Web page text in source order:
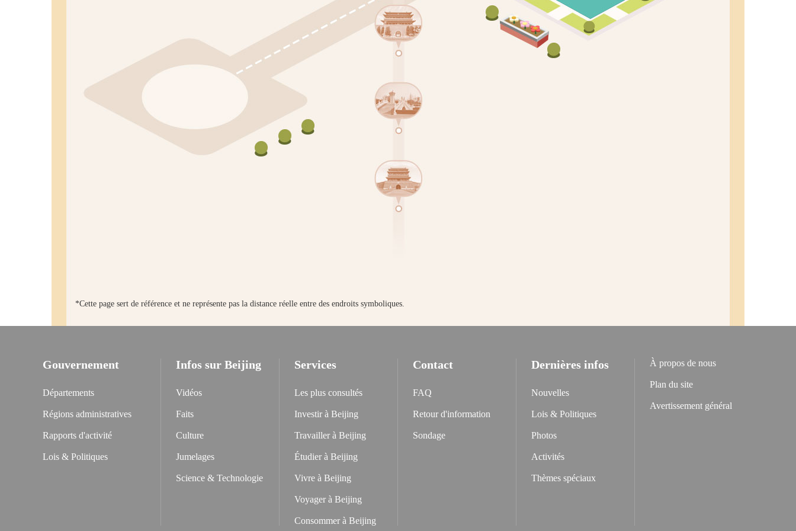
*Cette page sert de référence et ne représente pas la distance réelle entre des endroits symboliques.
Gouvernement
Départements
Régions administratives
Rapports d'activité
Lois & Politiques
Infos sur Beijing
Vidéos
Faits
Culture
Jumelages
Science & Technologie
Services
Les plus consultés
Investir à Beijing
Travailler à Beijing
Étudier à Beijing
Vivre à Beijing
Voyager à Beijing
Consommer à Beijing
Contact
FAQ
Retour d'information
Sondage
Dernières infos
Nouvelles
Lois & Politiques
Photos
Activités
Thèmes spéciaux
À propos de nous
Plan du site
Avertissement général